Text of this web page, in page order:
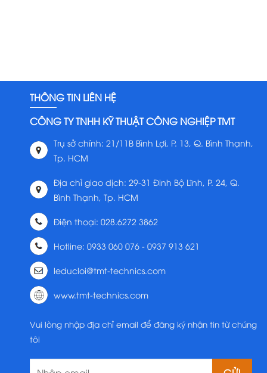
THÔNG TIN LIÊN HỆ
CÔNG TY TNHH KỸ THUẬT CÔNG NGHIỆP TMT
Trụ sở chính: 21/11B Bình Lợi, P. 13, Q. Bình Thạnh,
Tp. HCM
Địa chỉ giao dịch: 29-31 Đinh Bộ Lĩnh, P. 24, Q.
Bình Thạnh, Tp. HCM
Điện thoại: 028.6272 3862
Hotline: 0933 060 076 - 0937 913 621
leducloi@tmt-technics.com
www.tmt-technics.com
Vui lòng nhập địa chỉ email để đăng ký nhận tin từ chúng
tôi